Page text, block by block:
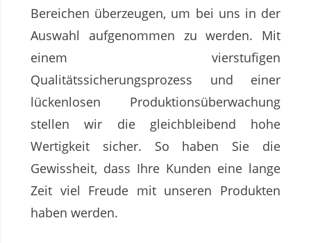
Bereichen überzeugen, um bei uns in der
Auswahl aufgenommen zu werden. Mit
einem vierstufigen
Qualitätssicherungsprozess und einer
lückenlosen Produktionsüberwachung
stellen wir die gleichbleibend hohe
Wertigkeit sicher. So haben Sie die
Gewissheit, dass Ihre Kunden eine lange
Zeit viel Freude mit unseren Produkten
haben werden.